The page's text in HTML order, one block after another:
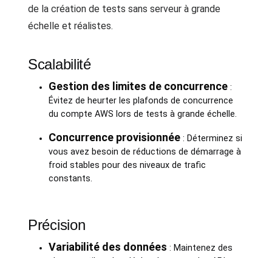
de la création de tests sans serveur à grande
échelle et réalistes.
Scalabilité
Gestion des limites de concurrence:
Évitez de heurter les plafonds de concurrence
du compte AWS lors de tests à grande échelle.
Concurrence provisionnée: Déterminez si
vous avez besoin de réductions de démarrage à
froid stables pour des niveaux de trafic
constants.
Précision
Variabilité des données : Maintenez des